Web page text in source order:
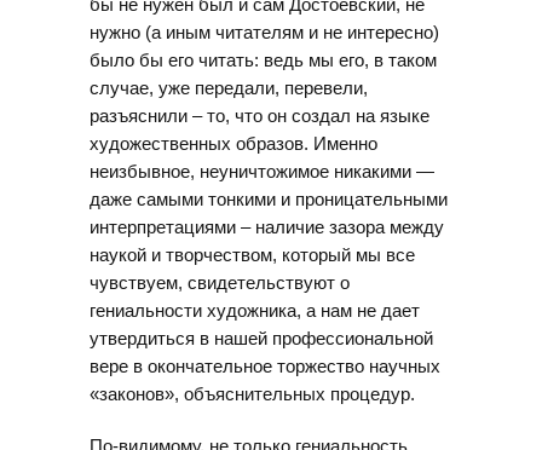
нужно (а иным читателям и не интересно)
было бы его читать: ведь мы его, в таком
случае, уже передали, перевели,
разъяснили – то, что он создал на языке
художественных образов. Именно
неизбывное, неуничтожимое никакими —
даже самыми тонкими и проницательными
интерпретациями – наличие зазора между
наукой и творчеством, который мы все
чувствуем, свидетельствуют о
гениальности художника, а нам не дает
утвердиться в нашей профессиональной
вере в окончательное торжество научных
«законов», объяснительных процедур.
По-видимому, не только гениальность